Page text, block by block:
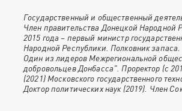
Государственный и общественный
Член правительства Донецкой Народной
2015 года – первый министр
Народной Республики. Полковник запаса.
Один из лидеров Межрегиональной
добровольцев Донбасса". Проректор (с
(2021) Московского государственного
Доктор политических наук (2019). Член